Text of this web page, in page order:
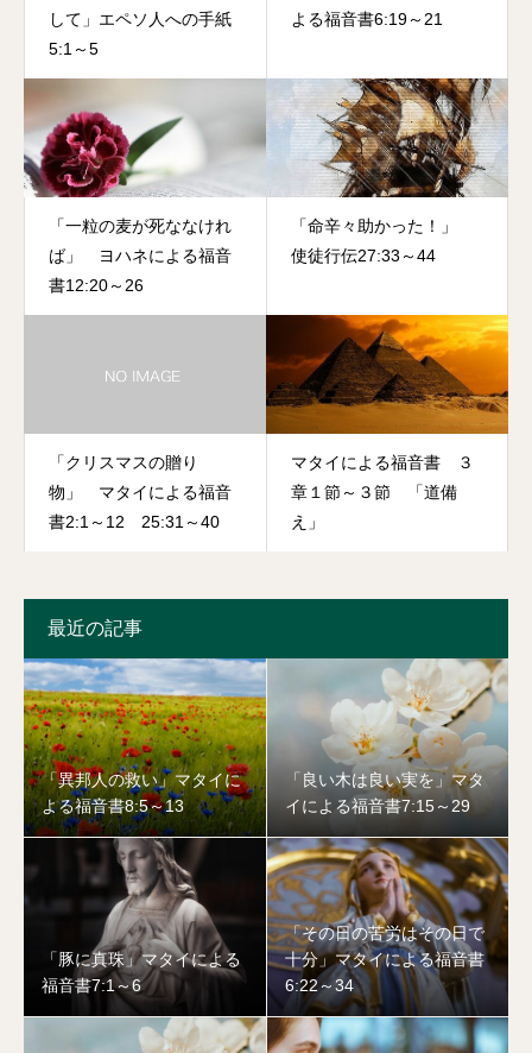
して」エペソ人への手紙
5:1～5
よる福音書6:19～21
「一粒の麦が死ななけれ
ば」 ヨハネによる福音
書12:20～26
「命辛々助かった！」
使徒行伝27:33～44
「クリスマスの贈り
物」 マタイによる福音
書2:1～12 25:31～40
マタイによる福音書 ３
章１節～３節 「道備
え」
最近の記事
「異邦人の救い」マタイに
よる福音書8:5～13
「良い木は良い実を」マタ
イによる福音書7:15～29
「豚に真珠」マタイによる
福音書7:1～6
「その日の苦労はその日で
十分」マタイによる福音書
6:22～34